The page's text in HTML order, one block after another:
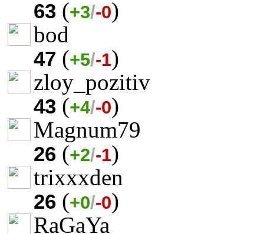
63 (+3/-0)
bod
47 (+5/-1)
zloy_pozitiv
43 (+4/-0)
Magnum79
26 (+2/-1)
trixxxden
26 (+0/-0)
RaGaYa